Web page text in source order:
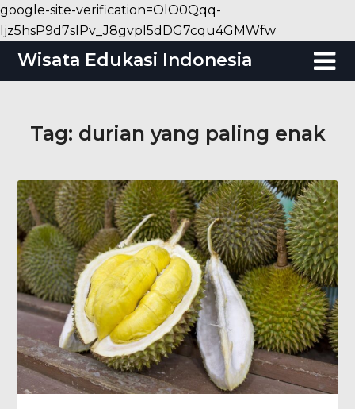
google-site-verification=OlO0Qqq-
ljz5hsP9d7slPv_J8gvpI5dDG7cqu4GMWfwSkip
content
Wisata Edukasi Indonesia
Tag: durian yang paling enak